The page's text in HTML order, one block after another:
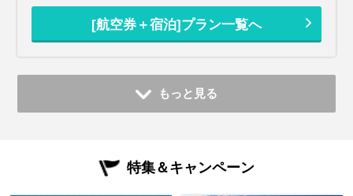
[航空券＋宿泊]プラン一覧へ
もっと見る
特集＆キャンペーン